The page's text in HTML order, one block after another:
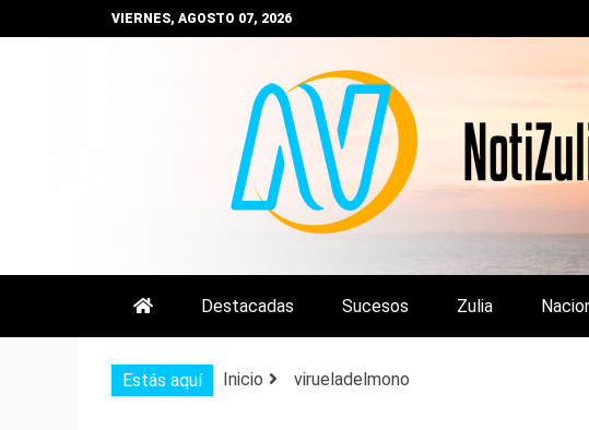
al
VIERNES, AGOSTO 07, 2026
NOTIZULIA
NOTICIAS DEL ZULIA, VENEZUELA Y DE
Destacadas Sucesos Zulia
Estás aquí Inicio virueladelmono